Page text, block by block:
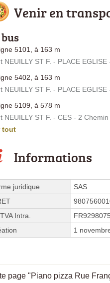
Venir en
5101, à 163 m
NEUILLY ST F. - PLACE
5402, à 163 m
NEUILLY ST F. - PLACE
5109, à 578 m
NEUILLY ST F. - CES - 2
tout
Informations
juridique
SAS
Intra.
1
page "Piano pizza Rue